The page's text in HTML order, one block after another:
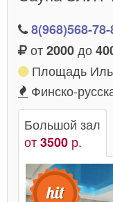
8(968)568-
от2000до
Площадь
Финско-
Большой зал
от3500 р.